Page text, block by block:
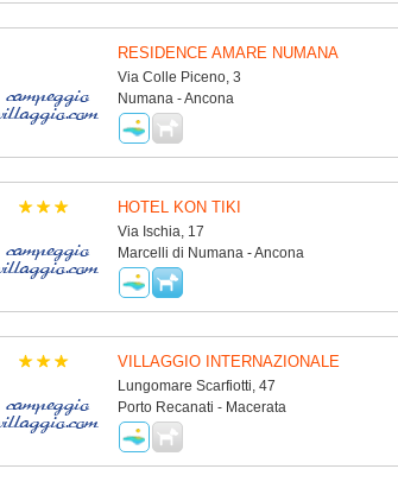
RESIDENCE AMARE NUMANA
Via Colle Piceno, 3
Numana - Ancona
HOTEL KON TIKI
Via Ischia, 17
Marcelli di Numana - Ancona
VILLAGGIO INTERNAZIONALE
Lungomare Scarfiotti, 47
Porto Recanati - Macerata